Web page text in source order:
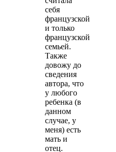
себя
французской
и только
французской
семьей.
Также
довожу до
сведения
автора, что
у любого
ребенка (в
данном
случае, у
меня) есть
мать и
отец.